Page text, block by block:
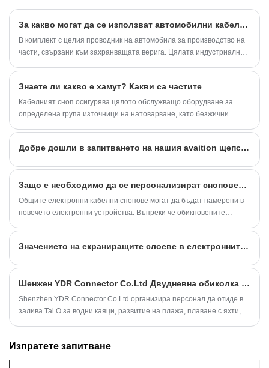
За какво могат да се използват автомобилни кабелни снопове?
В комплект с целия проводник на автомобила за производство на
части, свързани към захранващата верига. Цялата индустриална
Знаете ли какво е хамут? Какви са частите
Кабелният сноп осигурява цялото обслужващо оборудване за
определена група източници на натоварване, като безжични
Добре дошли в запитването на нашия avaition щепсел
Защо е необходимо да се персонализират сноповете за електронно окабеляване?
Общите електронни кабелни снопове могат да бъдат намерени в
повечето електронни устройства. Въпреки че обикновените
Значението на екраниращите слоеве в електронните проводници
Шенжен YDR Connector Co.Ltd Двудневна обиколка на залива Tai O
Shenzhen YDR Connector Co.Ltd организира персонал да отиде в
залива Tai O за водни каяци, развитие на плажа, плаване с яхти,
Изпратете запитване